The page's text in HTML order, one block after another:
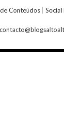
Conteúdos |